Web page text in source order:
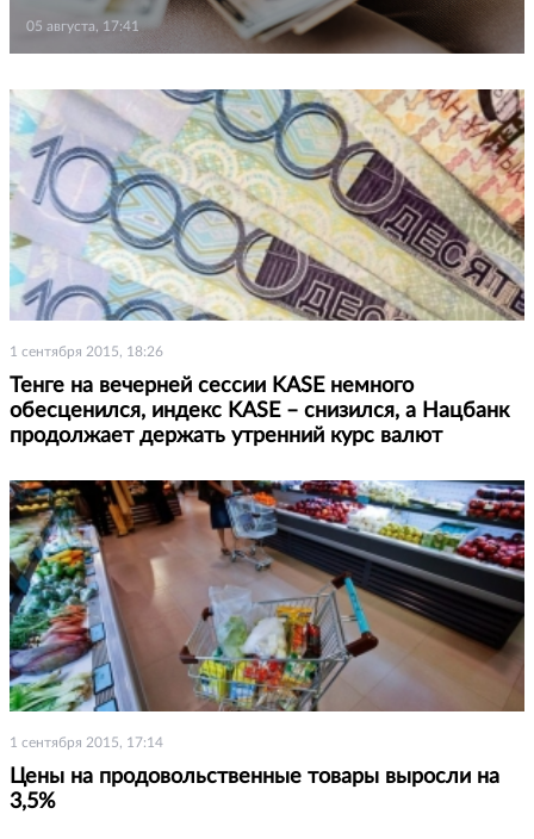
05 августа, 17:41
1 сентября 2015, 18:26
Тенге на вечерней сессии KASE немного
обесценился, индекс KASE – снизился, а Нацбанк
продолжает держать утренний курс валют
1 сентября 2015, 17:14
Цены на продовольственные товары выросли на
3,5%